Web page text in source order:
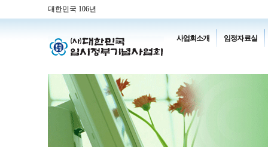
대한민국 106년
사업회소개 임정자료실